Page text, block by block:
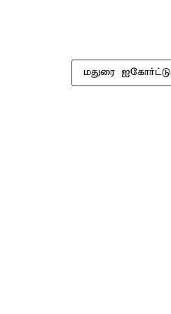
மதுரை ஐகோர்ட்டு